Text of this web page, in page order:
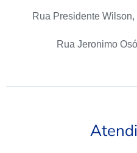
Rua Presidente
Rua Jeronimo